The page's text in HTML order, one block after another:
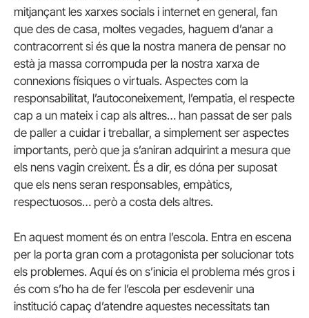
mitjançant les xarxes socials i internet en general, fan
que des de casa, moltes vegades, haguem d’anar a
contracorrent si és que la nostra manera de pensar no
està ja massa corrompuda per la nostra xarxa de
connexions físiques o virtuals. Aspectes com la
responsabilitat, l’autoconeixement, l’empatia, el respecte
cap a un mateix i cap als altres… han passat de ser pals
de paller a cuidar i treballar, a simplement ser aspectes
importants, però que ja s’aniran adquirint a mesura que
els nens vagin creixent. És a dir, es dóna per suposat
que els nens seran responsables, empàtics,
respectuosos… però a costa dels altres.
En aquest moment és on entra l’escola. Entra en escena
per la porta gran com a protagonista per solucionar tots
els problemes. Aquí és on s’inicia el problema més gros i
és com s’ho ha de fer l’escola per esdevenir una
institució capaç d’atendre aquestes necessitats tan